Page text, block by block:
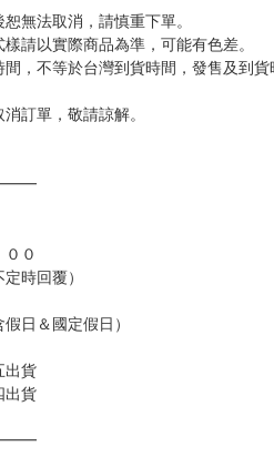
協助。
未有任何反應，將直接加入黑名單，
布為主。
，還請注意。
拍照存證，以保障買賣家雙方權益。
無法取消，請慎重下單。
請以實際商品為準，可能有色差。
訂單，敬請諒解。